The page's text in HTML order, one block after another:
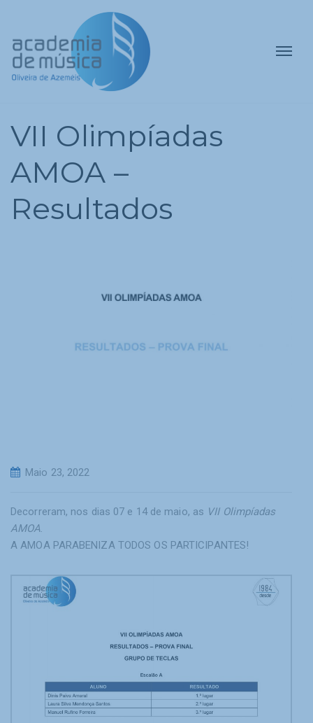
VII Olimpíadas
AMOA –
Resultados
Maio 23, 2022
Decorreram, nos dias 07 e 14 de maio, as VII Olimpíadas
AMOA.
A AMOA PARABENIZA TODOS OS PARTICIPANTES!